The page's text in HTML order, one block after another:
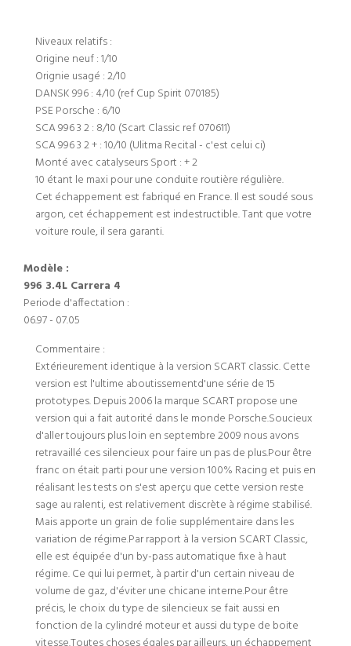
Niveaux relatifs :
Origine neuf : 1/10
Orignie usagé : 2/10
DANSK 996 : 4/10 (ref Cup Spirit 070185)
PSE Porsche : 6/10
SCA 996 3 2 : 8/10 (Scart Classic ref 070611)
SCA 996 3 2 + : 10/10 (Ulitma Recital - c'est celui ci)
Monté avec catalyseurs Sport : + 2
10 étant le maxi pour une conduite routière régulière.
Cet échappement est fabriqué en France. Il est soudé sous
argon, cet échappement est indestructible. Tant que votre
voiture roule, il sera garanti.
Modèle :
996 3.4L Carrera 4
Periode d'affectation :
06.97 - 07.05
Commentaire :
Extérieurement identique à la version SCART classic. Cette
version est l'ultime aboutissementd'une série de 15
prototypes. Depuis 2006 la marque SCART propose une
version qui a fait autorité dans le monde Porsche.Soucieux
d'aller toujours plus loin en septembre 2009 nous avons
retravaillé ces silencieux pour faire un pas de plus.Pour être
franc on était parti pour une version 100% Racing et puis en
réalisant les tests on s'est aperçu que cette version reste
sage au ralenti, est relativement discrète à régime stabilisé.
Mais apporte un grain de folie supplémentaire dans les
variation de régime.Par rapport à la version SCART Classic,
elle est équipée d'un by-pass automatique fixe à haut
régime. Ce qui lui permet, à partir d'un certain niveau de
volume de gaz, d'éviter une chicane interne.Pour être
précis, le choix du type de silencieux se fait aussi en
fonction de la cylindré moteur et aussi du type de boite